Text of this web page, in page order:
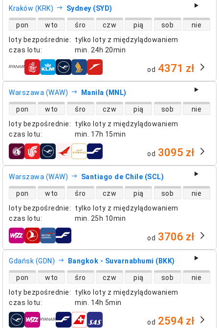
Kraków (KRK) Sydney (SYD)
loty bezpośrednie:
tylko loty z międzylądowaniem
czas lotu: min. 24h 20min
dostępność lotów bezpośrednich
pon wto śro czw pią sob nie
linie lotnicze od 4371 zł
Warszawa (WAW) Manila (MNL)
loty bezpośrednie:
tylko loty z międzylądowaniem
czas lotu: min. 17h 15min
dostępność lotów bezpośrednich
pon wto śro czw pią sob nie
linie lotnicze od 3095 zł
Warszawa (WAW) Santiago de Chile (SCL)
loty bezpośrednie:
tylko loty z międzylądowaniem
czas lotu: min. 25h 10min
dostępność lotów bezpośrednich
pon wto śro czw pią sob nie
linie lotnicze od 3706 zł
Gdańsk (GDN) Bangkok - Suvarnabhumi (BKK)
loty bezpośrednie:
tylko loty z międzylądowaniem
czas lotu: min. 14h 5min
dostępność lotów bezpośrednich
pon wto śro czw pią sob nie
linie lotnicze od 2594 zł